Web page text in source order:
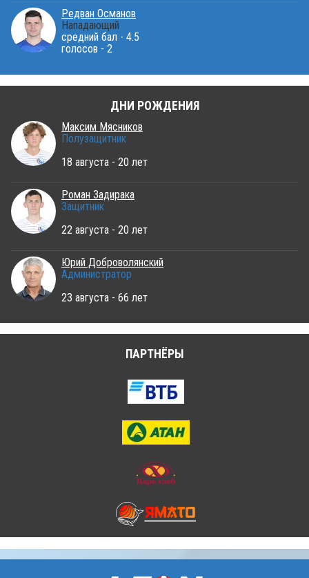
Редван Османов
Нападающий
средний бал - 4.5
голосов - 2
ДНИ РОЖДЕНИЯ
Максим Мясников
Полузащитник
18 августа - 20 лет
Роман Задирака
Защитник
22 августа - 20 лет
Юрий Доброволянский
Администратор
23 августа - 66 лет
ПАРТНЁРЫ